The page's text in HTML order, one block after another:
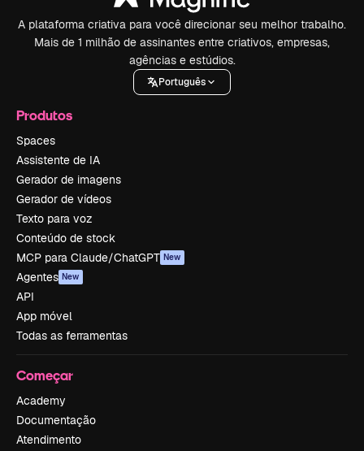
A plataforma criativa para você direcionar seu melhor trabalho.
Mais de 1 milhão de assinantes entre criativos, empresas,
agências e estúdios.
Português
Produtos
Spaces
Assistente de IA
Gerador de imagens
Gerador de vídeos
Texto para voz
Conteúdo de stock
MCP para Claude/ChatGPT New
Agentes New
API
App móvel
Todas as ferramentas
Começar
Academy
Documentação
Atendimento